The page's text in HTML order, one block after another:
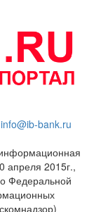
info@ib-bank.ru
апреля 2015г.,
Федеральной